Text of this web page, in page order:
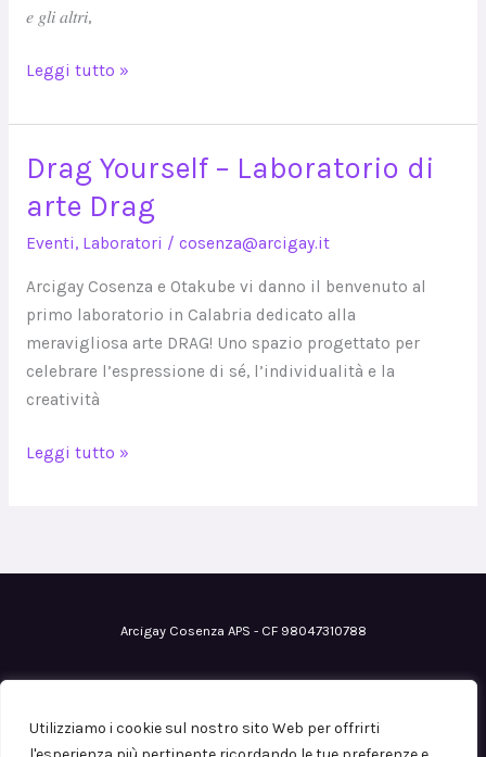
Utilizziamo i cookie sul nostro sito Web per offrirti
𝑒 𝑔𝑙𝑖 𝑎𝑙𝑡𝑟𝑖,
Leggi tutto »
Drag Yourself – Laboratorio di
arte Drag
Eventi, Laboratori / cosenza@arcigay.it
Arcigay Cosenza e Otakube vi danno il benvenuto al
primo laboratorio in Calabria dedicato alla
meravigliosa arte DRAG! Uno spazio progettato per
celebrare l’espressione di sé, l’individualità e la
creatività
Drag
Yourself
–
Laboratorio
arte
Leggi tutto »
Arcigay Cosenza APS - CF 98047310788